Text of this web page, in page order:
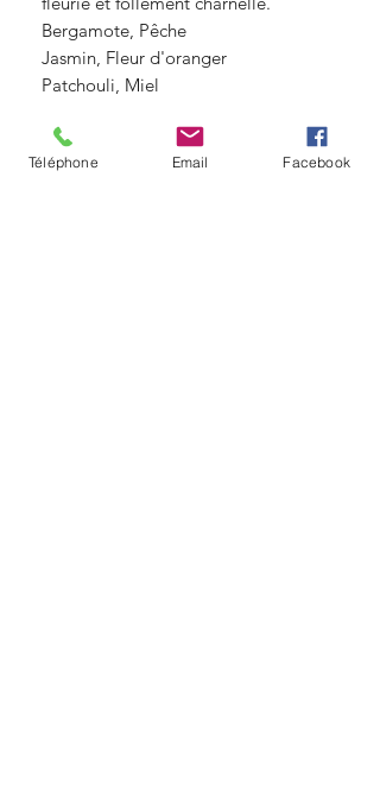
Bergamote, Pêche
Jasmin, Fleur d'oranger
Patchouli, Miel
© Copyright
Téléphone Email Facebook